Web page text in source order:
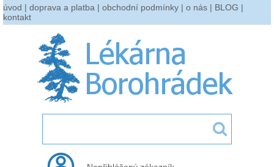
úvod | doprava a platba | obchodní podmínky | o nás | BLOG |
kontakt